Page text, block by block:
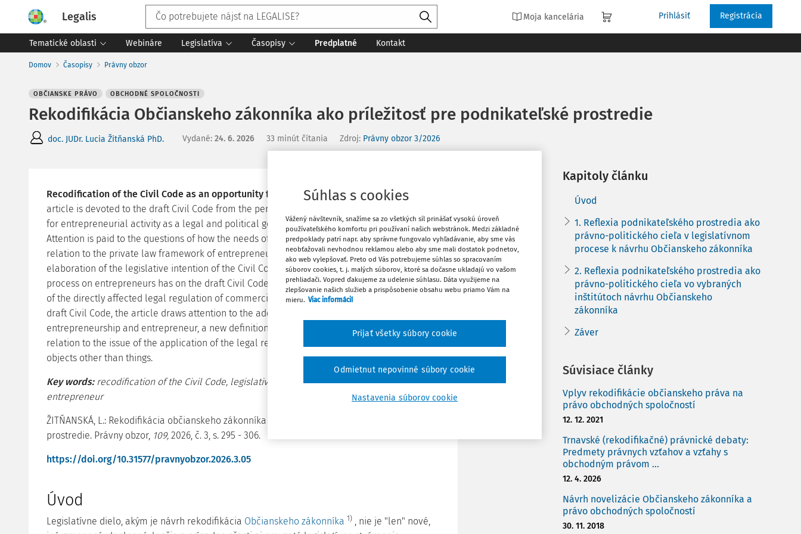
Legalis Moja kancelária Prihlásiť Registrácia
Tematické oblasti Webináre Legislatíva Časopisy Predplatné Kontakt
Domov Časopisy Právny obzor
OBČIANSKE PRÁVO OBCHODNÉ SPOLOČNOSTI
Rekodifikácia Občianskeho zákonníka ako príležitosť pre podnikateľské prostredie
doc. JUDr. Lucia Žitňanská PhD. Vydané: 24. 6. 2026 33 minút čítania Zdroj: Právny obzor 3/2026
Recodification of the Civil Code as an opportunity for the business environment.The
article is devoted to the draft Civil Code from the perspective of creating a legal framework
for entrepreneurial activity as a legal and political goal of the recodification of private law.
Attention is paid to the questions of how the needs of entrepreneurs have changed in
relation to the private law framework of entrepreneurship in more than 15 years since the
elaboration of the legislative intention of the Civil Code and what impacts the legislative
process on entrepreneurs has on the draft Civil Code in the absence of parallel elaboration
of the directly affected legal regulation of commercial companies. In the specifics of the
draft Civil Code, the article draws attention to the adoption of the concepts of
entrepreneurship and entrepreneur, a new definition of the subject of civil law relations in
relation to the issue of the application of the legal regulation of property rights to legal
objects other than things.
Key words:recodification of the Civil Code, legislative process, subject of civil law relations,
entrepreneur
ŽITŇANSKÁ, L.: Rekodifikácia občianskeho zákonníka ako príležitosť pre podnikateľské
prostredie. Právny obzor, 109, 2026, č. 3, s. 295 - 306.
https://doi.org/10.31577/pravnyobzor.2026.3.05
Úvod
Legislatívne dielo, akým je návrh rekodifikácia Občianskeho zákonníka 1) , nie je "len" nové,
Obľúbené
Zdieľať
Kapitoly článku
Úvod
1. Reflexia podnikateľského prostredia ako
právno-politického cieľa v legislatívnom
procese k návrhu Občianskeho zákonníka
2. Reflexia podnikateľského prostredia ako
právno-politického cieľa vo vybraných
inštitútoch návrhu Občianskeho
zákonníka
Záver
Súvisiace články
Vplyv rekodifikácie občianskeho práva na
právo obchodných spoločností
12. 12. 2021
Trnavské (rekodifikačné) právnické debaty:
Predmety právnych vzťahov a vzťahy s
obchodným právom ...
12. 4. 2026
Návrh novelizácie Občianskeho zákonníka a
právo obchodných spoločností
30. 11. 2018
Súhlas s cookies
Vážený návštevník, snažíme sa zo všetkých síl prinášať vysokú úroveň
používateľského komfortu pri používaní našich webstránok. Medzi základné
predpoklady patrí napr. aby správne fungovalo vyhľadávanie, aby sme vás
neobťažovali nevhodnou reklamou alebo aby sme mali dostatok podnetov,
ako web vylepšovať. Preto od Vás potrebujeme súhlas so spracovaním
súborov cookies, t. j. malých súborov, ktoré sa dočasne ukladajú vo vašom
prehliadači. Vopred ďakujeme za udelenie súhlasu. Dáta využijeme na
zlepšovanie našich služieb a prispôsobenie obsahu webu priamo Vám na
mieru. Viac informácií
Nastavenia súborov cookie
Odmietnut nepovinné súbory cookie
Prijať všetky súbory cookie